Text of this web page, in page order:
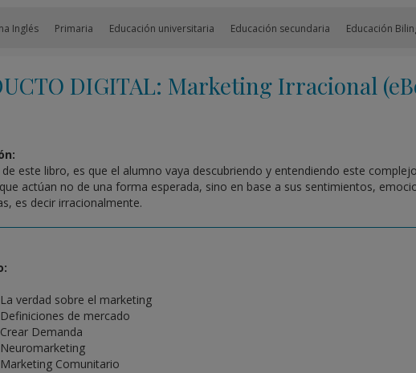
Inglés Primaria Educación universitaria Educación secundaria Educación
DIGITAL: Marketing Irracional
este libro, es que el alumno vaya descubriendo y entendiendo este
actúan no de una forma esperada, sino en base a sus sentimientos,
es decir irracionalmente.
verdad sobre el marketing
de mercado
Demanda
Comunitario